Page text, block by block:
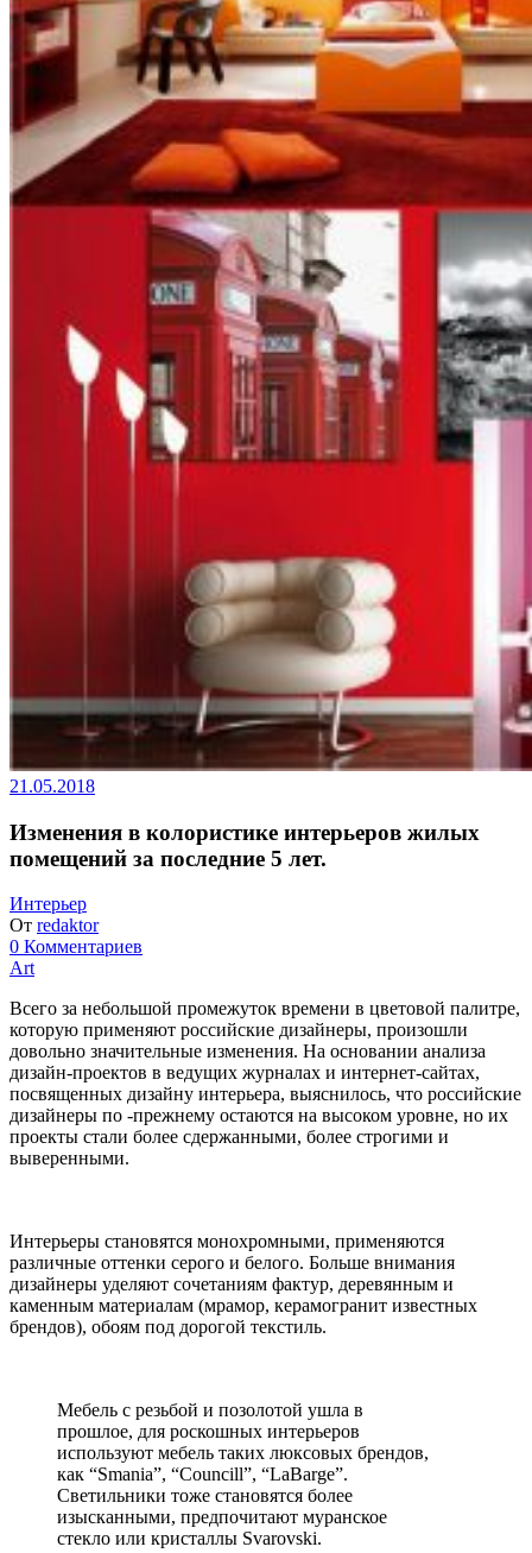
21.05.2018
Изменения в колористике интерьеров жилых
помещений за последние 5 лет.
Интерьер
От redaktor
0 Комментариев
Art
Всего за небольшой промежуток времени в цветовой палитре,
которую применяют российские дизайнеры, произошли
довольно значительные изменения. На основании анализа
дизайн-проектов в ведущих журналах и интернет-сайтах,
посвященных дизайну интерьера, выяснилось, что российские
дизайнеры по -прежнему остаются на высоком уровне, но их
проекты стали более сдержанными, более строгими и
выверенными.
Интерьеры становятся монохромными, применяются
различные оттенки серого и белого. Больше внимания
дизайнеры уделяют сочетаниям фактур, деревянным и
каменным материалам (мрамор, керамогранит известных
брендов), обоям под дорогой текстиль.
Мебель с резьбой и позолотой ушла в
прошлое, для роскошных интерьеров
используют мебель таких люксовых брендов,
как “Smania”, “Сouncill”, “LaBarge”.
Светильники тоже становятся более
изысканными, предпочитают муранское
стекло или кристаллы Svarovski.